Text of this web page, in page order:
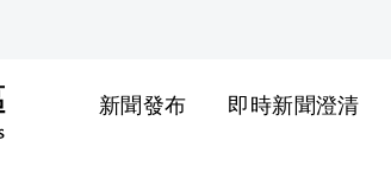
新聞發布 即時新聞澄清